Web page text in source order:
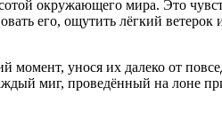
окружающего мира. Это
его, ощутить лёгкий
момент, унося их далеко от
миг, проведённый на лоне